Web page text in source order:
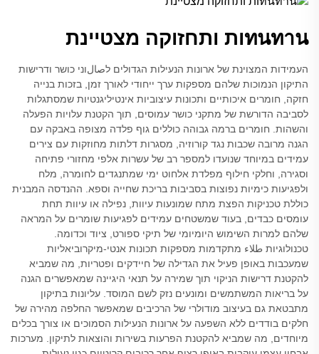
ทนทานות ותחזוקה מצטיינת
העמידות המצוינת של ארונות הנעילות הגדולים לصالוני כושר ודרישות
התיקון הנמוכות שלהם מספקות ערך ייחודי לאורך זמן, בזכות בנייה
חזקה, חומרים איכותיים ותכונות עיצוביות אינטיליגנטיות שמסתגלות
לסביבה הדורשת של מתקני כושר עמוסים, תוך הקטנת עלויות הפעלה
והשהות. חומרים ברמה גבוהה כוללים גוף פלדה מצופה באבקה עם
הגנה מרובה שכבות נגד קורוזיה, מסגרות דלתות מחוזקות עם צירים
עמידים במיוחד שנועדו למספר רב של עשרות אלפי מחזורי פתיחה
וסגירה, וחלקי חילוף מפלדת אלחוט ימי שמתנגדים לחומרה, מלח
ולפגיעות כימיות נפוצות בסביבות בריכת שחייה וספא. ההנדסה המבנית
כוללת טכניקות הפצת מתח שמונעות עיוות, נפילה או עיוות תחת
עומסים כבדים, בעוד שמשטחים עמידים לפגיעות שומרים על המראה
שלהם למרות השימוש היומיומי של תיקי ספורט, ציוד וכדומה.
טכנולוגיות طلاء מתקדמות מספקות תכונות אנטי-מיקרוביאליות
שמעכבות באופן פעיל את הגדילה של חיידקים ופטריות, מה שמביא
להקטנת דרישות הניקוי תוך שמירה על תנאי היגיינה שמאפשרים הגנה
על בריאות המשתמשים ומונעים נזק לשם המוסד. עליונות בתיקון
מתבטאת גם בעיצוב מודולרי של הרכיבים שמאפשר החלפה מהירה של
חלקים בודדים ללא השפעה על ארונות הנעילות הסמוכים או צורך בכלים
מיוחדים, מה שמביא להקטנת הפרעות בשירות והוצאות לתיקון. מערכות